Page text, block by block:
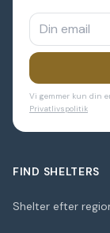
Vi gemmer kun din
Privatlivspolitik
FIND SHELTERS
Shelter efter